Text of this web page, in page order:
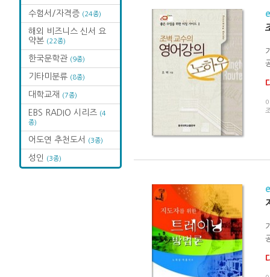
수험서/자격증 (24종)
해외 비즈니스 신서 요
약본 (22종)
한국문학관 (9종)
기타미분류 (8종)
대학교재 (7종)
EBS RADIO 시리즈 (4
종)
어도연 추천도서 (3종)
성인 (3종)